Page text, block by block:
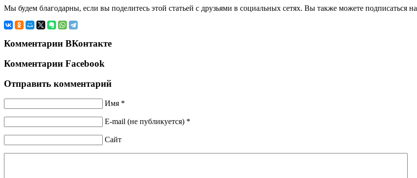
Мы будем благодарны, если вы поделитесь этой статьей с друзьями в социальных сетях. Вы также можете подписаться на
Комментарии ВКонтакте
Комментарии Facebook
Отправить комментарий
Имя *
E-mail (не публикуется) *
Сайт